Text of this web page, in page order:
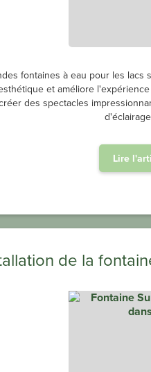
fontaines à eau pour les
et améliore
des spectacles
Lire
de la